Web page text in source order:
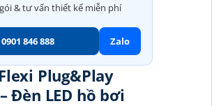
& tư vấn thiết kế miễn phí
846 888 Zalo
Plug&Play
Đèn LED hồ bơi